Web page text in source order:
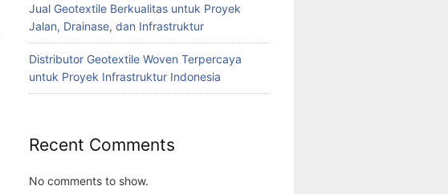
Jual Geotextile Berkualitas untuk Proyek
Jalan, Drainase, dan Infrastruktur
Distributor Geotextile Woven Terpercaya
untuk Proyek Infrastruktur Indonesia
Recent Comments
No comments to show.